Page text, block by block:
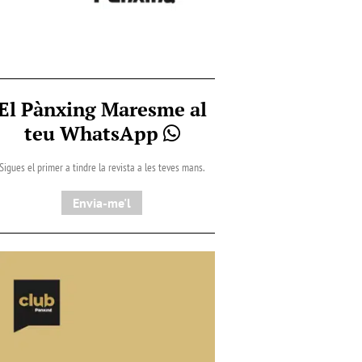
Pànxing Maresme al
teu WhatsApp
Sigues el primer a tindre la revista a les teves mans.
Envia-me'l